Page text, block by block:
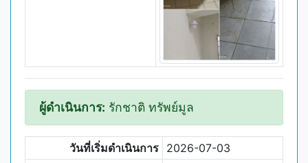
ผู้ดำเนินการ: รักชาติ ทรัพย์มูล
วันที่เริ่มดำเนินการ 2026-07-03